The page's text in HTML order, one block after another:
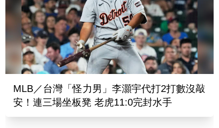
MLB／台灣「怪力男」李灝宇代打2打數沒敲
安！連三場坐板凳 老虎11:0完封水手